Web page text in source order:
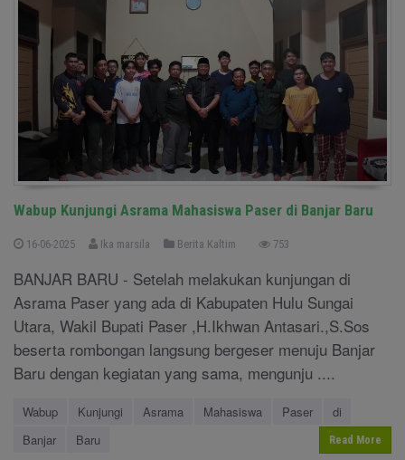
Wabup Kunjungi Asrama Mahasiswa Paser di Banjar Baru
16-06-2025 Ika marsila Berita Kaltim 753
BANJAR BARU - Setelah melakukan kunjungan di
Asrama Paser yang ada di Kabupaten Hulu Sungai
Utara, Wakil Bupati Paser ,H.Ikhwan Antasari.,S.Sos
beserta rombongan langsung bergeser menuju Banjar
Baru dengan kegiatan yang sama, mengunju ....
Wabup Kunjungi Asrama Mahasiswa Paser
di
Banjar
Baru Read More